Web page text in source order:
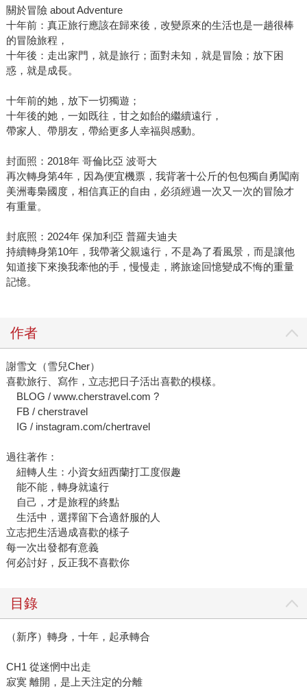
關於冒險 about Adventure
十年前：真正旅行應該在歸來後，改變原來的生活也是一趟很棒
的冒險旅程，
十年後：走出家門，就是旅行；面對未知，就是冒險；放下困
惑，就是成長。
十年前的她，放下一切獨遊；
十年後的她，一如既往，甘之如飴的繼續遠行，
帶家人、帶朋友，帶給更多人幸福與感動。
封面照：2018年 哥倫比亞 波哥大
再次轉身第4年，因為便宜機票，我背著十公斤的包包獨自勇闖南
美洲毒梟國度，相信真正的自由，必須經過一次又一次的冒險才
有重量。
封底照：2024年 保加利亞 普羅夫迪夫
持續轉身第10年，我帶著父親遠行，不是為了看風景，而是讓他
知道接下來換我牽他的手，慢慢走，將旅途回憶變成不悔的重量
記憶。
作者
謝雪文（雪兒Cher）
喜歡旅行、寫作，立志把日子活出喜歡的模樣。
BLOG / www.cherstravel.com ?
FB / cherstravel
IG / instagram.com/chertravel
過往著作：
紐轉人生：小資女紐西蘭打工度假趣
能不能，轉身就遠行
自己，才是旅程的終點
生活中，選擇留下合適舒服的人
立志把生活過成喜歡的樣子
每一次出發都有意義
何必討好，反正我不喜歡你
目錄
（新序）轉身，十年，起承轉合
CH1 從迷惘中出走
寂寞 離開，是上天注定的分離